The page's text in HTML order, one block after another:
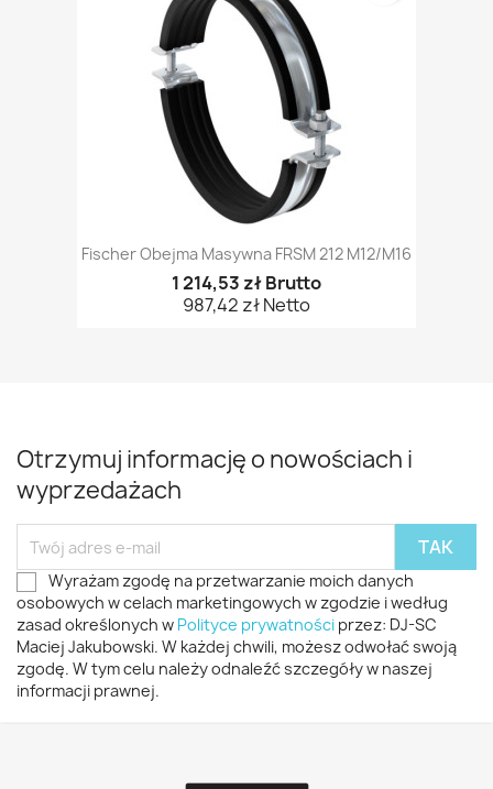
Fischer Obejma Masywna FRSM 212 M12/M16
1 214,53 zł Brutto
987,42 zł Netto
Otrzymuj informację o nowościach i
wyprzedażach
Wyrażam zgodę na przetwarzanie moich danych
osobowych w celach marketingowych w zgodzie i według
zasad określonych w Polityce prywatności przez: DJ-SC
Maciej Jakubowski. W każdej chwili, możesz odwołać swoją
zgodę. W tym celu należy odnaleźć szczegóły w naszej
informacji prawnej.